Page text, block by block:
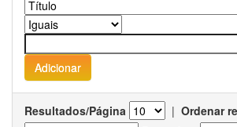
Resultados/Página | Ordenar